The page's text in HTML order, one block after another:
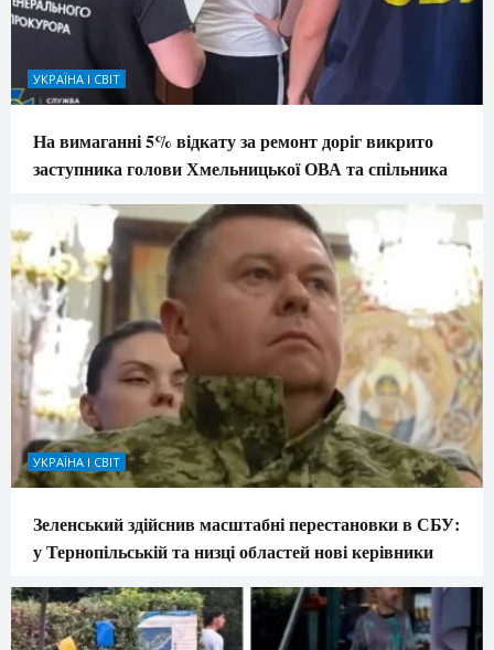
УКРАЇНА І СВІТ
На вимаганні 5% відкату за ремонт доріг викрито
заступника голови Хмельницької ОВА та спільника
УКРАЇНА І СВІТ
Зеленський здійснив масштабні перестановки в СБУ:
у Тернопільській та низці областей нові керівники